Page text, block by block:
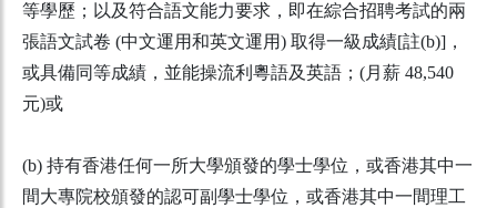
等學歷；以及符合語文能力要求，即在綜合招聘考試的兩
張語文試卷 (中文運用和英文運用) 取得一級成績[註(b)]，
或具備同等成績，並能操流利粵語及英語；(月薪 48,540
元)或
(b) 持有香港任何一所大學頒發的學士學位，或香港其中一
間大專院校頒發的認可副學士學位，或香港其中一間理工